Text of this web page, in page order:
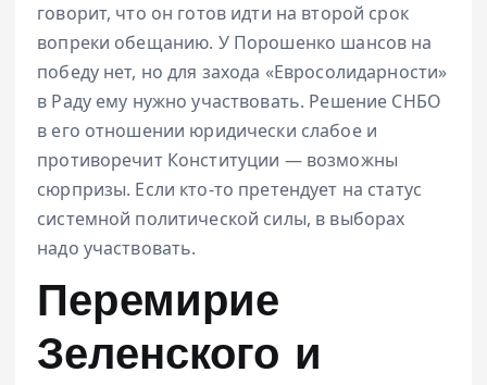
говорит, что он готов идти на второй срок
вопреки обещанию. У Порошенко шансов на
победу нет, но для захода «Евросолидарности»
в Раду ему нужно участвовать. Решение СНБО
в его отношении юридически слабое и
противоречит Конституции — возможны
сюрпризы. Если кто-то претендует на статус
системной политической силы, в выборах
надо участвовать.
Перемирие
Зеленского и